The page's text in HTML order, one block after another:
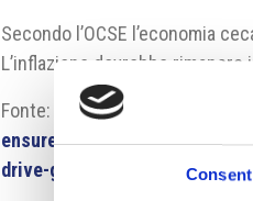
Consent
Secondo l’OCSE l’economia
L’inflazione dovrebbe
Fonte:
https://www.oecd.org/
ensure-fiscal-sustainability-
drive-growth-says-oecd.html